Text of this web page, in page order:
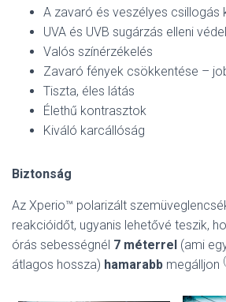
A zavaró és veszélyes csillogás
UVA és UVB sugárzás elleni
Valós színérzékelés
Zavaró fények csökkentése –
Tiszta, éles látás
Élethű kontrasztok
Kiváló karcállóság
Biztonság
Az Xperio™ polarizált
reakcióidőt, ugyanis lehetővé teszik,
órás sebességnél 7 méterrel (ami
átlagos hossza) hamarabb megálljon